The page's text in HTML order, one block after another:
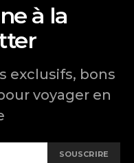
à la
exclusifs, bons
voyager en
SOUSCRIRE